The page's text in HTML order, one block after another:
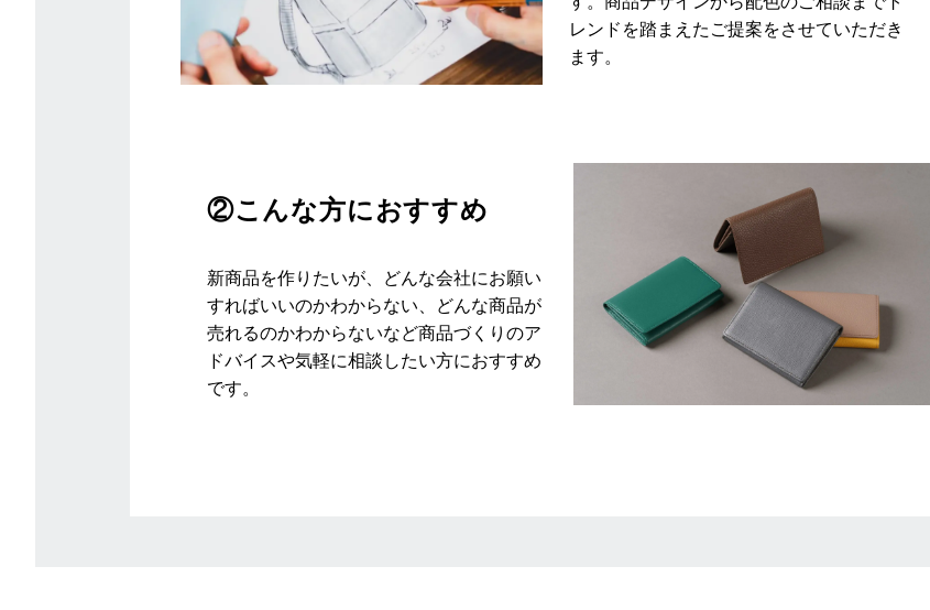
レンドを踏まえたご提案をさせていただき
ます。
②こんな方におすすめ
新商品を作りたいが、どんな会社にお願い
すればいいのかわからない、どんな商品が
売れるのかわからないなど商品づくりのア
ドバイスや気軽に相談したい方におすすめ
です。